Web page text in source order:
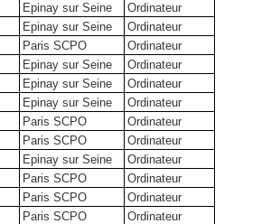
Epinay sur Seine
Ordinateur
Epinay sur Seine
Ordinateur
Paris SCPO
Ordinateur
Epinay sur Seine
Ordinateur
Epinay sur Seine
Ordinateur
Epinay sur Seine
Ordinateur
Paris SCPO
Ordinateur
Paris SCPO
Ordinateur
Epinay sur Seine
Ordinateur
Paris SCPO
Ordinateur
Paris SCPO
Ordinateur
Paris SCPO
Ordinateur